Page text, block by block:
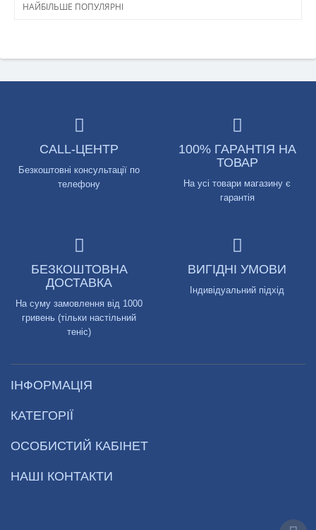
НАЙБІЛЬШЕ ПОПУЛЯРНІ
CALL-ЦЕНТР
Безкоштовні консультації по
телефону
100% ГАРАНТІЯ НА
ТОВАР
На усі товари магазину є
гарантія
БЕЗКОШТОВНА
ДОСТАВКА
На суму замовлення від 1000
гривень (тільки настільний
теніс)
ВИГІДНІ УМОВИ
Індивідуальний підхід
ІНФОРМАЦІЯ
КАТЕГОРІЇ
ОСОБИСТИЙ КАБІНЕТ
НАШІ КОНТАКТИ